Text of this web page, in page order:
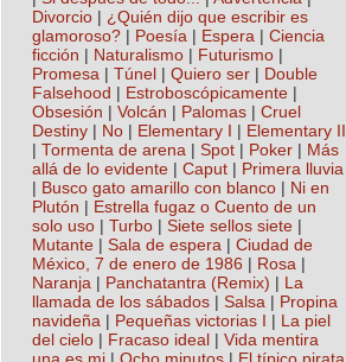
Divorcio
¿Quién dijo que escribir es
glamoroso?
Poesía Espera
Ciencia
ficción
Naturalismo Futurismo
Promesa
Túnel Quiero ser
Double
Falsehood
Estroboscópicamente
Obsesión
Volcán Palomas
Cruel
Destiny
No Elementary I
Elementary II
Tormenta de arena Spot Poker
Más
allá de lo evidente
Caput
Primera lluvia
Busco gato amarillo con blanco
Ni en
Plutón
Estrella fugaz o Cuento de un
solo uso
Turbo Siete sellos siete
Mutante
Sala de espera
Ciudad de
México, 7 de enero de 1986
Rosa
Naranja
Panchatantra (Remix)
La
llamada de los sábados
Salsa
Propina
navideña
Pequeñas victorias I
La piel
del cielo
Fracaso ideal
Vida mentira